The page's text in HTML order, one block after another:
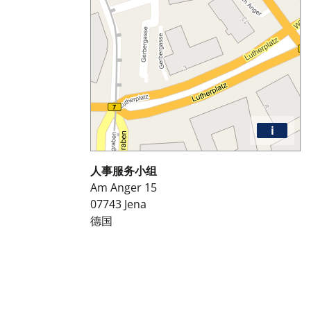
i
人事服务小组
Am Anger 15
07743 Jena
德国